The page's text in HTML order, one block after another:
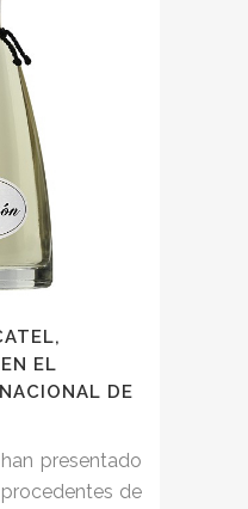
EL
DE
presentado
de